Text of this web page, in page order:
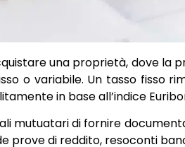
una proprietà, dove la
o variabile. Un tasso fisso
in base all’indice
mutuatari di fornire
di reddito, resoconti